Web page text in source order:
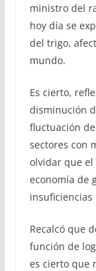
ministro del
hoy día se
del trigo,
mundo.
Es cierto,
disminución
fluctuación
sectores con
olvidar que el
economía de
insuficiencias
Recalcó que
función de
es cierto que